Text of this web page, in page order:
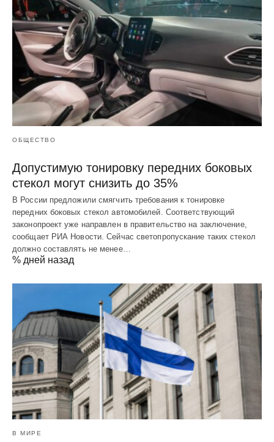
ОБЩЕСТВО
Допустимую тонировку передних боковых
стекол могут снизить до 35%
В России предложили смягчить требования к тонировке
передних боковых стекол автомобилей. Соответствующий
законопроект уже направлен в правительство на заключение,
сообщает РИА Новости. Сейчас светопропускание таких стекол
должно составлять не менее…
% дней назад
В МИРЕ